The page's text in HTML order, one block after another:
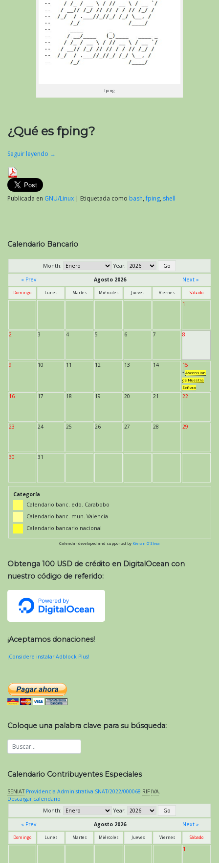
fping
¿Qué es fping?
Seguir leyendo →
Publicada en GNU/Linux | Etiquetada como bash,fping, shell
Calendario Bancario
Month:
Year:
« Prev
Agosto 2026 Next »
Domingo Lunes Martes Miércoles Jueves Viernes Sábado
1
2 3 4 5 6 7 8
9 10 11 12 13 14 15
* Ascensión
de Nuestra
Señora
16 17 18 19 20 21 22
23 24 25 26 27 28 29
30 31
Categoría
Calendario banc. edo. Carabobo
Calendario banc. mun. Valencia
Calendario bancario nacional
Calendar developed and supported by Kieran O'Shea
Obtenga 100 USD de crédito en DigitalOcean con
nuestro código de referido:
¡Aceptamos donaciones!
¡Considere instalar Adblock Plus!
Coloque una palabra clave para su búsqueda:
Calendario Contribuyentes Especiales
SENIAT Providencia Administrativa SNAT/2022/000068 RIF IVA.
Descargar calendario
Month:
Year:
« Prev
Agosto 2026 Next »
Domingo Lunes Martes Miércoles Jueves Viernes Sábado
1